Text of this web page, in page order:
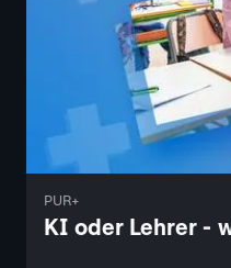
PUR+
KI oder Lehrer -